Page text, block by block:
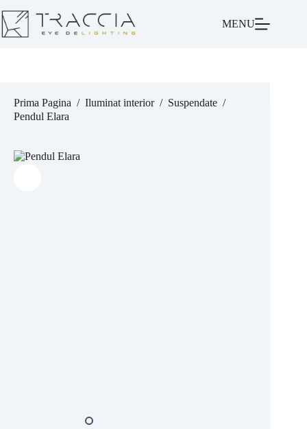
MENU
Prima Pagina / Iluminat interior / Suspendate /
Pendul Elara